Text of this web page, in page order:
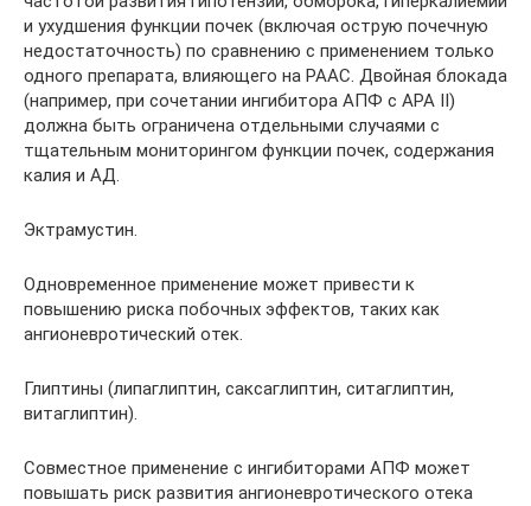
и ухудшения функции почек (включая острую почечную
недостаточность) по сравнению с применением только
одного препарата, влияющего на РААС. Двойная блокада
(например, при сочетании ингибитора АПФ с АРА II)
должна быть ограничена отдельными случаями с
тщательным мониторингом функции почек, содержания
калия и АД.
Эктрамустин.
Одновременное применение может привести к
повышению риска побочных эффектов, таких как
ангионевротический отек.
Глиптины (липаглиптин, саксаглиптин, ситаглиптин,
витаглиптин).
Совместное применение с ингибиторами АПФ может
повышать риск развития ангионевротического отека